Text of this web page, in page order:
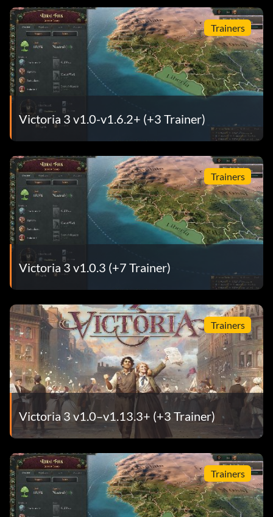
Trainers
Victoria 3 v1.0-v1.6.2+ (+3 Trainer)
Trainers
Victoria 3 v1.0.3 (+7 Trainer)
Trainers
Victoria 3 v1.0–v1.13.3+ (+3 Trainer)
Trainers